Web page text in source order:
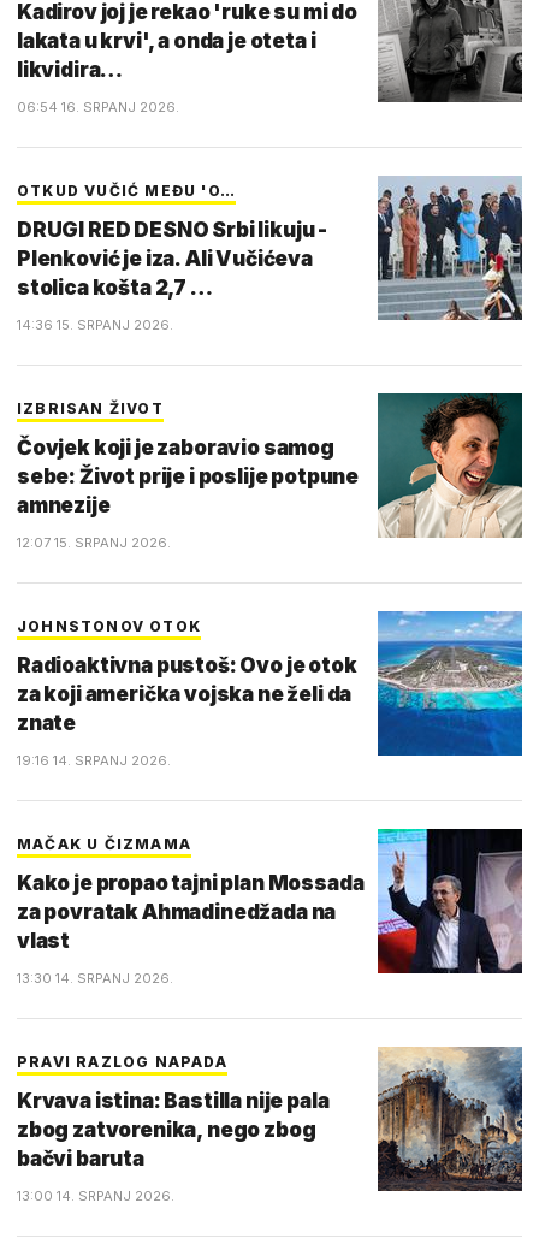
Kadirov joj je rekao 'ruke su mi do
lakata u krvi', a onda je oteta i
likvidira…
06:54 16. SRPANJ 2026.
OTKUD VUČIĆ MEĐU 'O…
DRUGI RED DESNO Srbi likuju -
Plenković je iza. Ali Vučićeva
stolica košta 2,7 …
14:36 15. SRPANJ 2026.
IZBRISAN ŽIVOT
Čovjek koji je zaboravio samog
sebe: Život prije i poslije potpune
amnezije
12:07 15. SRPANJ 2026.
JOHNSTONOV OTOK
Radioaktivna pustoš: Ovo je otok
za koji američka vojska ne želi da
znate
19:16 14. SRPANJ 2026.
MAČAK U ČIZMAMA
Kako je propao tajni plan Mossada
za povratak Ahmadinedžada na
vlast
13:30 14. SRPANJ 2026.
PRAVI RAZLOG NAPADA
Krvava istina: Bastilla nije pala
zbog zatvorenika, nego zbog
bačvi baruta
13:00 14. SRPANJ 2026.